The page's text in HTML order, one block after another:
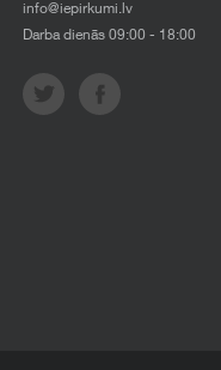
info@iepirkumi.lv
Darba dienās 09:00 - 18:00